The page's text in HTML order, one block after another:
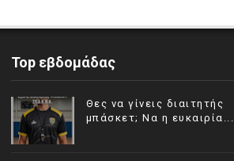
Top εβδομάδας
Θες να γίνεις διαιτητής
μπάσκετ; Να η ευκαιρία...